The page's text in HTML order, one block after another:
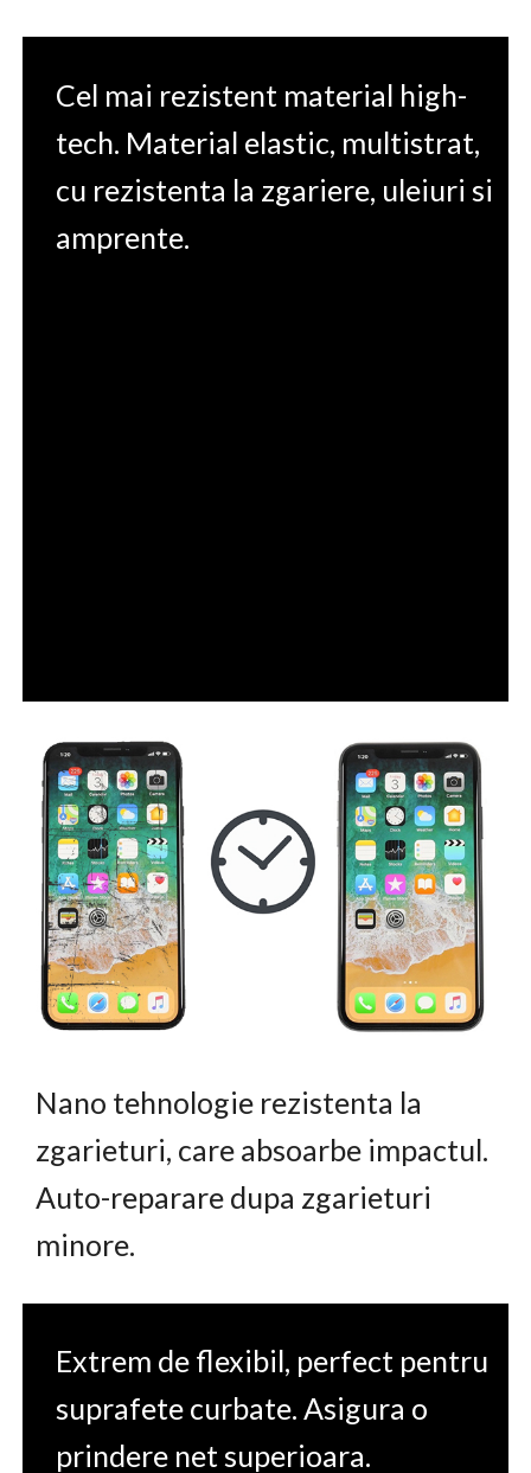
quantity
Cel mai rezistent material high-
tech. Material elastic, multistrat,
cu rezistenta la zgariere, uleiuri si
amprente.
Nano tehnologie rezistenta la
zgarieturi, care absoarbe impactul.
Auto-reparare dupa zgarieturi
minore.
Extrem de flexibil, perfect pentru
suprafete curbate. Asigura o
prindere net superioara.